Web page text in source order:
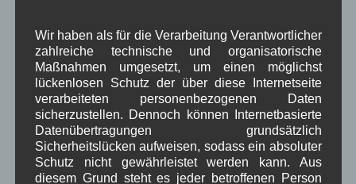
Dorferneuerung(154)
Gemeinderat(128)
in Wallgau(1.091)
Kommunalpolitik
(85)
Pressespiegel(282)
um Wallgau(258)
Wallgau im Netz(65)
Schlagwörter
Wir haben als für die Verarbeitung Verantwortlicher
zahlreiche technische und organisatorische
Maßnahmen umgesetzt, um einen möglichst
lückenlosen Schutz der über diese Internetseite
verarbeiteten personenbezogenen Daten
sicherzustellen. Dennoch können Internetbasierte
Datenübertragungen grundsätzlich
Sicherheitslücken aufweisen, sodass ein absoluter
Schutz nicht gewährleistet werden kann. Aus
diesem Grund steht es jeder betroffenen Person